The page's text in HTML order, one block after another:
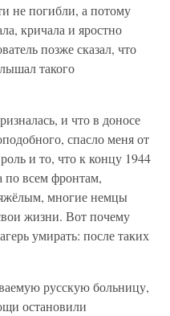
не погибли, а потому
кричала и яростно
позже сказал, что
такого
и что в доносе
спасло меня от
и то, что к концу 1944
по всем фронтам,
многие немцы
жизни. Вот почему
умирать: после таких
русскую больницу,
остановили